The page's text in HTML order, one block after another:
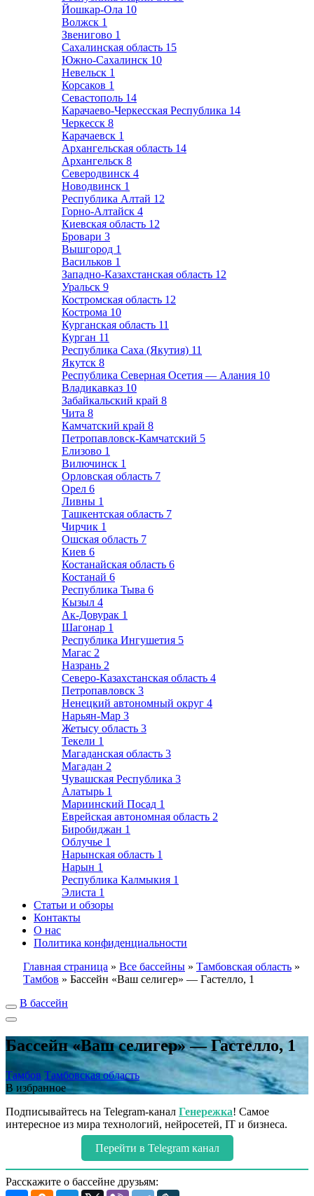
Йошкар-Ола 10
Волжск 1
Звенигово 1
Сахалинская область 15
Южно-Сахалинск 10
Невельск 1
Корсаков 1
Севастополь 14
Карачаево-Черкесская Республика 14
Черкесск 8
Карачаевск 1
Архангельская область 14
Архангельск 8
Северодвинск 4
Новодвинск 1
Республика Алтай 12
Горно-Алтайск 4
Киевская область 12
Бровари 3
Вышгород 1
Васильков 1
Западно-Казахстанская область 12
Уральск 9
Костромская область 12
Кострома 10
Курганская область 11
Курган 11
Республика Саха (Якутия) 11
Якутск 8
Республика Северная Осетия — Алания 10
Владикавказ 10
Забайкальский край 8
Чита 8
Камчатский край 8
Петропавловск-Камчатский 5
Елизово 1
Вилючинск 1
Орловская область 7
Орел 6
Ливны 1
Ташкентская область 7
Чирчик 1
Ошская область 7
Киев 6
Костанайская область 6
Костанай 6
Республика Тыва 6
Кызыл 4
Ак-Довурак 1
Шагонар 1
Республика Ингушетия 5
Магас 2
Назрань 2
Северо-Казахстанская область 4
Петропавловск 3
Ненецкий автономный округ 4
Нарьян-Мар 3
Жетысу область 3
Текели 1
Магаданская область 3
Магадан 2
Чувашская Республика 3
Алатырь 1
Мариинский Посад 1
Еврейская автономная область 2
Биробиджан 1
Облучье 1
Нарынская область 1
Нарын 1
Республика Калмыкия 1
Элиста 1
Статьи и обзоры
Контакты
О нас
Политика конфиденциальности
Главная страница » Все бассейны » Тамбовская область »
Тамбов » Бассейн «Ваш селигер» — Гастелло, 1
В бассейн
Бассейн «Ваш селигер» — Гастелло, 1
Тамбов Тамбовская область
В избранное
Подписывайтесь на Telegram-канал Генережка! Самое
интересное из мира технологий, нейросетей, IT и бизнеса.
Перейти в Telegram канал
Расскажите о бассейне друзьям: